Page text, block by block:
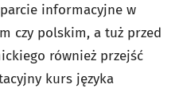
informacyjne w
czy polskim, a tuż przed
również przejść
kurs języka